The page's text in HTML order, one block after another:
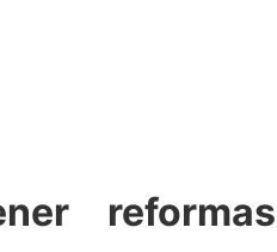
reformas